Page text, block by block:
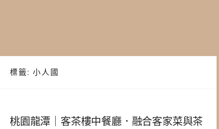
標籤: 小人國
桃園龍潭｜客茶樓中餐廳．融合客家菜與茶